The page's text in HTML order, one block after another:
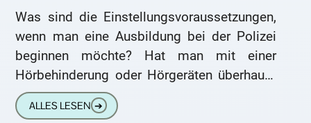
Was sind die Einstellungsvoraussetzungen,
wenn man eine Ausbildung bei der Polizei
beginnen möchte? Hat man mit einer
Hörbehinderung oder Hörgeräten überhaupt
eine Chance? Wir klären genau auf. Das
müssen Sie
ALLES LESEN ➔